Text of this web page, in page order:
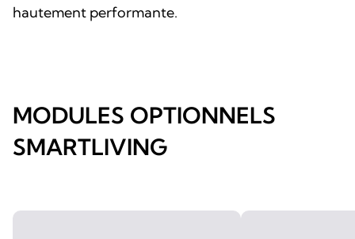
hautement performante.
MODULES OPTIONNELS
SMARTLIVING